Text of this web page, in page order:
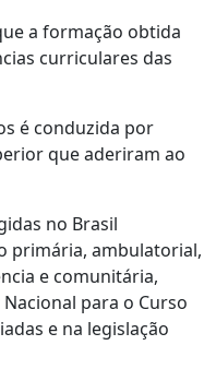
a formação obtida
curriculares das
é conduzida por
que aderiram ao
no Brasil
primária, ambulatorial,
e comunitária,
para o Curso
e na legislação